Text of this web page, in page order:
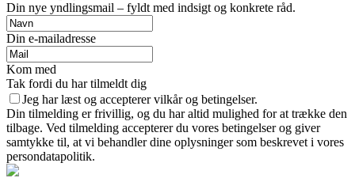
Din nye yndlingsmail – fyldt med indsigt og konkrete råd.
Din e-mailadresse
Kom med
Tak fordi du har tilmeldt dig
Jeg har læst og accepterer vilkår og betingelser.
Din tilmelding er frivillig, og du har altid mulighed for at trække den
tilbage. Ved tilmelding accepterer du vores betingelser og giver
samtykke til, at vi behandler dine oplysninger som beskrevet i vores
persondatapolitik.